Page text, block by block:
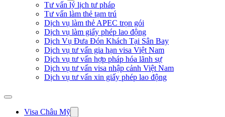
Tư vấn lý lịch tư pháp
Tư vấn làm thẻ tạm trú
Dịch vụ làm thẻ APEC trọn gói
Dịch vụ làm giấy phép lao động
Dịch Vụ Đưa Đón Khách Tại Sân Bay
Dịch vụ tư vấn gia hạn visa Việt Nam
Dịch vụ tư vấn hợp pháp hóa lãnh sự
Dịch vụ tư vấn visa nhập cảnh Việt Nam
Dịch vụ tư vấn xin giấy phép lao động
Visa Châu Mỹ